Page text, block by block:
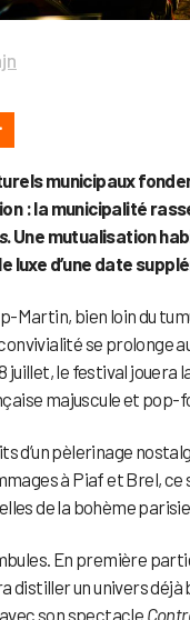
municipaux
: la municipalité
. Une mutualisation
luxe d’une date
Martin, bien loin du
se prolonge
juillet, le festival
majuscule et pop-
d’un pèlerinage
à Piaf et Brel,
de la bohème
En première
distiller un univers
son spectacle